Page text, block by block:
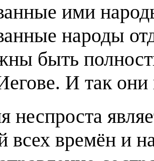
ими
народы
быть
И так
неспроста
всех времён и